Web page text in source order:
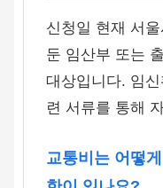
신청일 현재 서
둔 임산부 또는
대상입니다. 임
련 서류를 통해
교통비는 어떻